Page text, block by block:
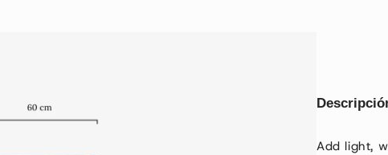
Add light,